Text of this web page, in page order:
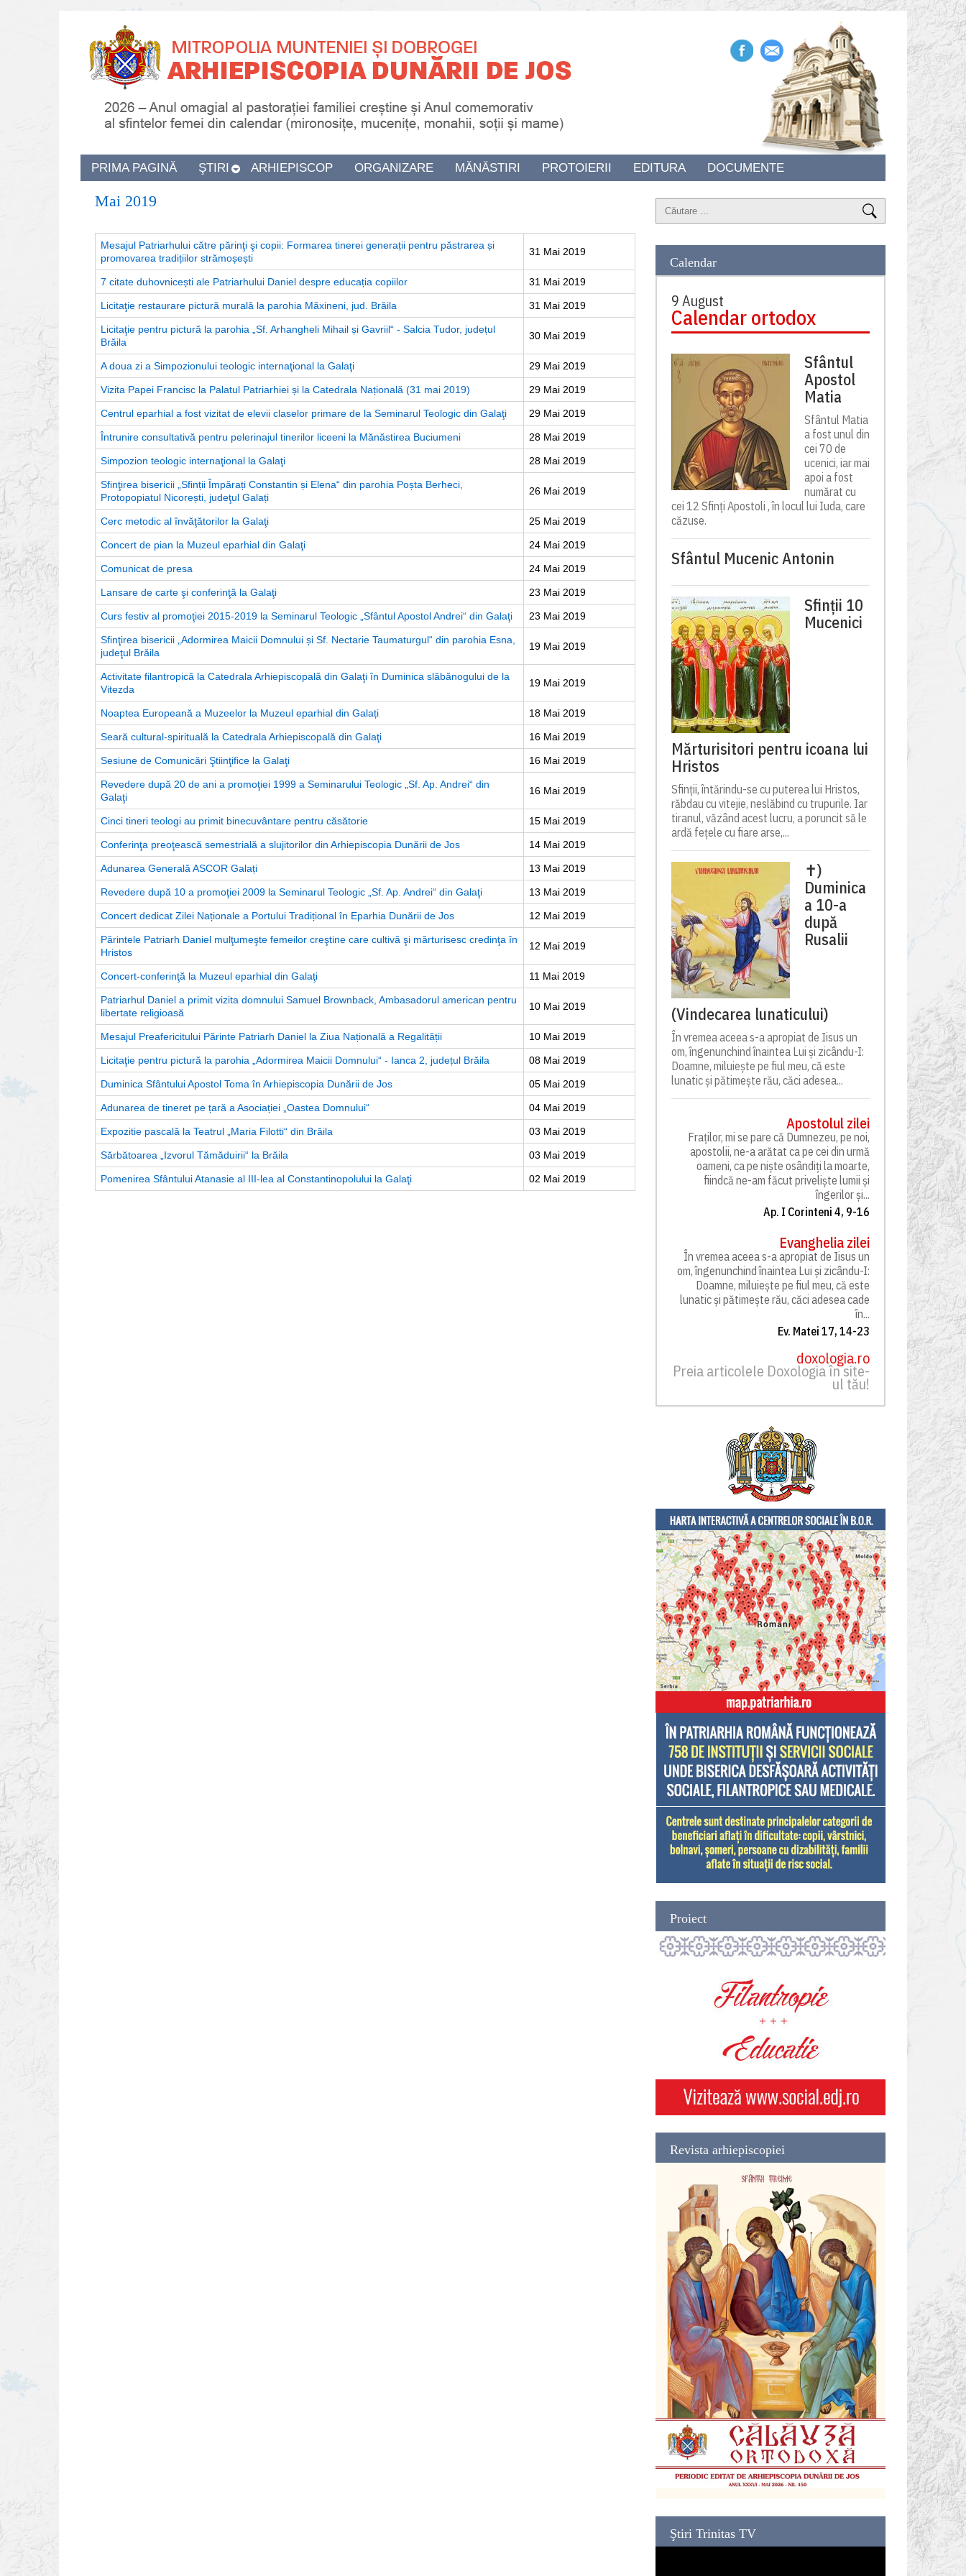
PRIMA PAGINĂ ŞTIRI ARHIEPISCOP ORGANIZARE MĂNĂSTIRI PROTOIERII EDITURA DOCUMENTE
Mai 2019
Mesajul Patriarhului către părinţi şi copii: Formarea tinerei generații pentru păstrarea și
promovarea tradițiilor strămoșești
31 Mai 2019
7 citate duhovnicești ale Patriarhului Daniel despre educația copiilor 31 Mai 2019
Licitaţie restaurare pictură murală la parohia Măxineni, jud. Brăila 31 Mai 2019
Licitaţie pentru pictură la parohia „Sf. Arhangheli Mihail și Gavriil“ - Salcia Tudor, județul
Brăila
30 Mai 2019
A doua zi a Simpozionului teologic internaţional la Galaţi 29 Mai 2019
Vizita Papei Francisc la Palatul Patriarhiei și la Catedrala Națională (31 mai 2019) 29 Mai 2019
Centrul eparhial a fost vizitat de elevii claselor primare de la Seminarul Teologic din Galaţi 29 Mai 2019
Întrunire consultativă pentru pelerinajul tinerilor liceeni la Mănăstirea Buciumeni 28 Mai 2019
Simpozion teologic internaţional la Galaţi 28 Mai 2019
Sfinţirea bisericii „Sfinții Împărați Constantin și Elena“ din parohia Poșta Berheci,
Protopopiatul Nicorești, judeţul Galați
26 Mai 2019
Cerc metodic al învăţătorilor la Galaţi 25 Mai 2019
Concert de pian la Muzeul eparhial din Galaţi 24 Mai 2019
Comunicat de presa 24 Mai 2019
Lansare de carte şi conferinţă la Galaţi 23 Mai 2019
Curs festiv al promoţiei 2015-2019 la Seminarul Teologic „Sfântul Apostol Andrei“ din Galaţi 23 Mai 2019
Sfinţirea bisericii „Adormirea Maicii Domnului și Sf. Nectarie Taumaturgul“ din parohia Esna,
judeţul Brăila
19 Mai 2019
Activitate filantropică la Catedrala Arhiepiscopală din Galaţi în Duminica slăbănogului de la
Vitezda
19 Mai 2019
Noaptea Europeană a Muzeelor la Muzeul eparhial din Galați 18 Mai 2019
Seară cultural-spirituală la Catedrala Arhiepiscopală din Galaţi 16 Mai 2019
Sesiune de Comunicări Ştiinţifice la Galaţi 16 Mai 2019
Revedere după 20 de ani a promoţiei 1999 a Seminarului Teologic „Sf. Ap. Andrei“ din
Galaţi
16 Mai 2019
Cinci tineri teologi au primit binecuvântare pentru căsătorie 15 Mai 2019
Conferinţa preoţească semestrială a slujitorilor din Arhiepiscopia Dunării de Jos 14 Mai 2019
Adunarea Generală ASCOR Galați 13 Mai 2019
Revedere după 10 a promoţiei 2009 la Seminarul Teologic „Sf. Ap. Andrei“ din Galaţi 13 Mai 2019
Concert dedicat Zilei Naționale a Portului Tradițional în Eparhia Dunării de Jos 12 Mai 2019
Părintele Patriarh Daniel mulţumeşte femeilor creştine care cultivă şi mărturisesc credinţa în
Hristos
12 Mai 2019
Concert-conferinţă la Muzeul eparhial din Galaţi 11 Mai 2019
Patriarhul Daniel a primit vizita domnului Samuel Brownback, Ambasadorul american pentru
libertate religioasă
10 Mai 2019
Mesajul Preafericitului Părinte Patriarh Daniel la Ziua Națională a Regalității 10 Mai 2019
Licitaţie pentru pictură la parohia „Adormirea Maicii Domnului“ - Ianca 2, județul Brăila 08 Mai 2019
Duminica Sfântului Apostol Toma în Arhiepiscopia Dunării de Jos 05 Mai 2019
Adunarea de tineret pe țară a Asociației „Oastea Domnului“ 04 Mai 2019
Expozitie pascală la Teatrul „Maria Filotti“ din Brăila 03 Mai 2019
Sărbătoarea „Izvorul Tămăduirii“ la Brăila 03 Mai 2019
Pomenirea Sfântului Atanasie al III-lea al Constantinopolului la Galaţi 02 Mai 2019
Calendar
9 August
Calendar ortodox
Sfântul
Apostol
Matia
Sfântul Matia
a fost unul din
cei 70 de
ucenici, iar mai
apoi a fost
numărat cu
cei 12 Sfinți Apostoli , în locul lui Iuda, care
căzuse.
Sfântul Mucenic Antonin
Sfinții 10
Mucenici
Mărturisitori pentru icoana lui
Hristos
Sfinții, întărindu-se cu puterea lui Hristos,
răbdau cu vitejie, neslăbind cu trupurile. Iar
tiranul, văzând acest lucru, a poruncit să le
ardă fețele cu fiare arse,...
✝)
Duminica
a 10-a
după
Rusalii
(Vindecarea lunaticului)
În vremea aceea s-a apropiat de Iisus un
om, îngenunchind înaintea Lui și zicându-I:
Doamne, miluiește pe fiul meu, că este
lunatic și pătimește rău, căci adesea...
Apostolul zilei
Fraților, mi se pare că Dumnezeu, pe noi,
apostolii, ne-a arătat ca pe cei din urmă
oameni, ca pe niște osândiți la moarte,
fiindcă ne-am făcut priveliște lumii și
îngerilor și...
Ap. I Corinteni 4, 9-16
Evanghelia zilei
În vremea aceea s-a apropiat de Iisus un
om, îngenunchind înaintea Lui și zicându-I:
Doamne, miluiește pe fiul meu, că este
lunatic și pătimește rău, căci adesea cade
în...
Ev. Matei 17, 14-23
doxologia.ro
Preia articolele Doxologia în site-
ul tău!
Proiect
Revista arhiepiscopiei
Ştiri Trinitas TV